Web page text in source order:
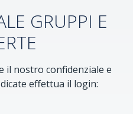
GRUPPI E
il nostro confidenziale e
effettua il login: